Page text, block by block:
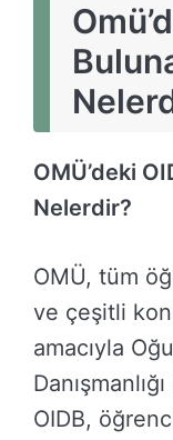
OMÜ’deki
Nelerdir?
OMÜ, tüm
ve çeşitli
amacıyla
OIDB,